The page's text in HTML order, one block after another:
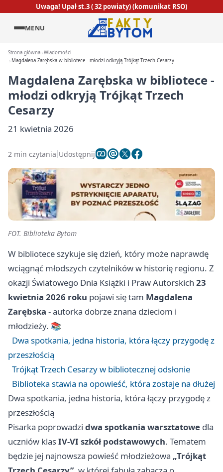
Uwaga! Upał st.3 ( 32 powiaty) (komunikat RSO)
MENU
Strona główna Wiadomości
Magdalena Zarębska w bibliotece - młodzi odkryją Trójkąt Trzech Cesarzy
Magdalena Zarębska w bibliotece -
młodzi odkryją Trójkąt Trzech
Cesarzy
21 kwietnia 2026
2 min czytania Udostępnij
FOT. Biblioteka Bytom
W bibliotece szykuje się dzień, który może naprawdę
wciągnąć młodszych czytelników w historię regionu. Z
okazji Światowego Dnia Książki i Praw Autorskich 23
kwietnia 2026 roku pojawi się tam Magdalena
Zarębska - autorka dobrze znana dzieciom i
młodzieży. 📚
Dwa spotkania, jedna historia, która łączy przygodę z
przeszłością
Trójkąt Trzech Cesarzy w bibliotecznej odsłonie
Biblioteka stawia na opowieść, która zostaje na dłużej
Dwa spotkania, jedna historia, która łączy przygodę z
przeszłością
Pisarka poprowadzi dwa spotkania warsztatowe dla
uczniów klasIV-VI szkół podstawowych. Tematem
będzie jej najnowsza powieść młodzieżowa „Trójkąt